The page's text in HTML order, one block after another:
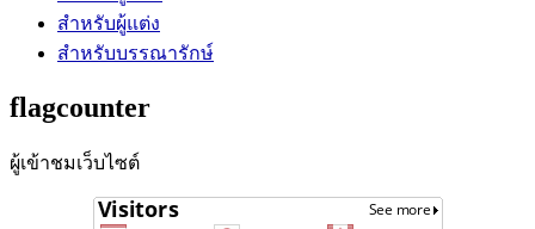
สำหรับผู้แต่ง
สำหรับบรรณารักษ์
flagcounter
ผู้เข้าชมเว็บไซต์